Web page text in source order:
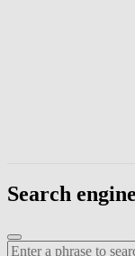
Enter a phrase to
Search engine
Enter a search term